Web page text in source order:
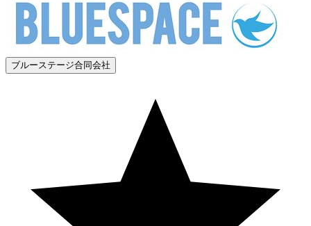
ブルーステージ合同会社